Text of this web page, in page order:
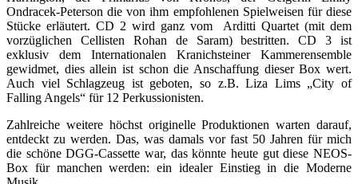
Ondracek-Peterson die von ihm empfohlenen Spielweisen für diese
Stücke erläutert. CD 2 wird ganz vom Arditti Quartet (mit dem
vorzüglichen Cellisten Rohan de Saram) bestritten. CD 3 ist
exklusiv dem Internationalen Kranichsteiner Kammerensemble
gewidmet, dies allein ist schon die Anschaffung dieser Box wert.
Auch viel Schlagzeug ist geboten, so z.B. Liza Lims „City of
Falling Angels“ für 12 Perkussionisten.
Zahlreiche weitere höchst originelle Produktionen warten darauf,
entdeckt zu werden. Das, was damals vor fast 50 Jahren für mich
die schöne DGG-Cassette war, das könnte heute gut diese NEOS-
Box für manchen werden: ein idealer Einstieg in die Moderne